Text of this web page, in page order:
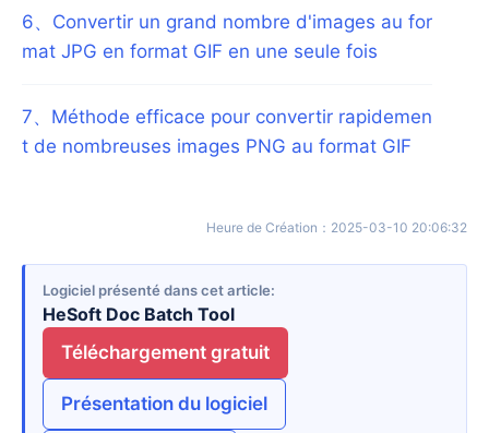
6、 Convertir un grand nombre d'images au for
mat JPG en format GIF en une seule fois
7、 Méthode efficace pour convertir rapidemen
t de nombreuses images PNG au format GIF
Heure de Création ： 2025-03-10 20:06:32
Logiciel présenté dans cet article
HeSoft Doc Batch Tool
Téléchargement gratuit
Présentation du logiciel